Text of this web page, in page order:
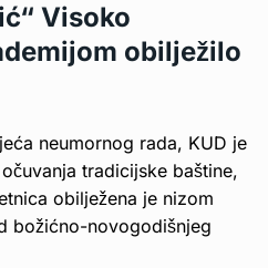
Visoko
obilježilo
neumornog rada, KUD je
tradicijske baštine,
obilježena je nizom
božićno-novogodišnjeg